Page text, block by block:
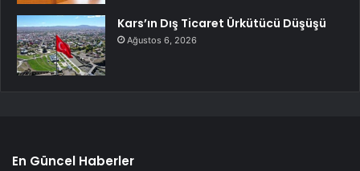
Kars’ın Dış Ticaret Ürkütücü Düşüşü
Ağustos 6, 2026
En Güncel Haberler